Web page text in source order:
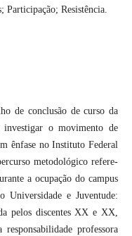
Participação; Resistência.
de conclusão de curso da
o movimento de
ênfase no Instituto Federal
metodológico refere-
a ocupação do campus
Universidade e Juventude:
pelos discentes XX e XX,
professora